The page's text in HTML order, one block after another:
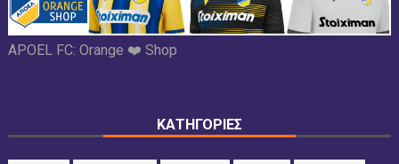
APOEL FC: Orange ❤️ Shop
ΚΑΤΗΓΟΡΙΕΣ